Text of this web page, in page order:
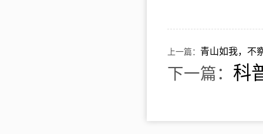
上一篇： 青山如我，不
下一篇： 科